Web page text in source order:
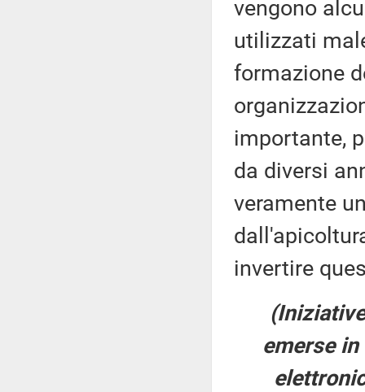
vengono
utilizzati
formazione
importante,
da diversi
veramente
invertire
emerse